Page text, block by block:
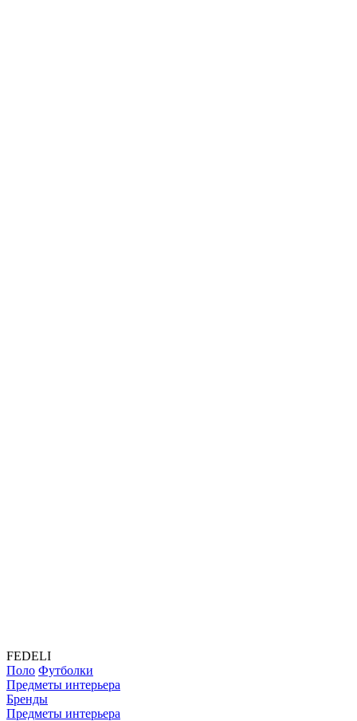
FEDELI
Поло Футболки
Предметы интерьера
Бренды
Предметы интерьера